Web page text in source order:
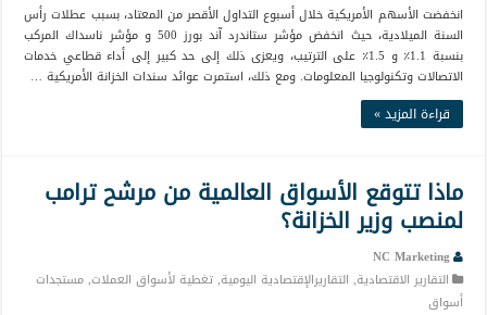
انخفضت الأسهم الأمريكية خلال أسبوع التداول الأقصر من المعتاد، بسبب عطلات رأس
السنة الميلادية، حيث انخفض مؤشر ستاندرد آند بورز 500 و مؤشر ناسداك المركب
بنسبة 1.1٪ و 1.5٪ على الترتيب، ويعزى ذلك إلى حد كبير إلى أداء قطاعي خدمات
الاتصالات وتكنولوجيا المعلومات. ومع ذلك، استمرت عوائد سندات الخزانة الأمريكية …
قراءة المزيد »
ماذا تتوقع الأسواق العالمية من مرشح ترامب
لمنصب وزير الخزانة؟
NC Marketing
التقارير الاقتصادية, التقاريرالإقتصادية اليومية,تغطية لأسواق العملات,مستجدات
أسواق